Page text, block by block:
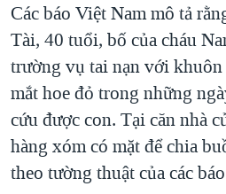
Các báo Việt Nam mô tả
Tài, 40 tuổi, bố của cháu
trường vụ tai nạn với
mắt hoe đỏ trong những
cứu được con. Tại căn nhà
hàng xóm có mặt để chia
theo tường thuật của các